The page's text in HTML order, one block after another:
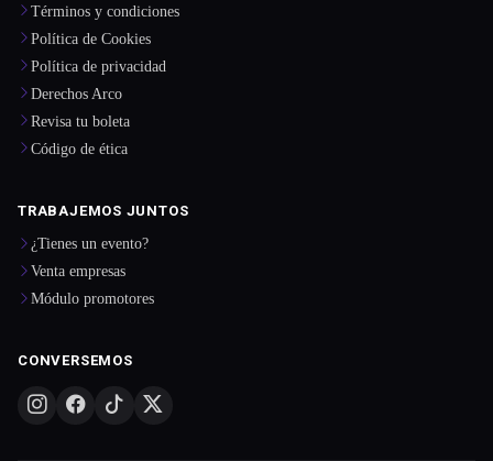
Términos y condiciones
Política de Cookies
Política de privacidad
Derechos Arco
Revisa tu boleta
Código de ética
TRABAJEMOS JUNTOS
¿Tienes un evento?
Venta empresas
Módulo promotores
CONVERSEMOS